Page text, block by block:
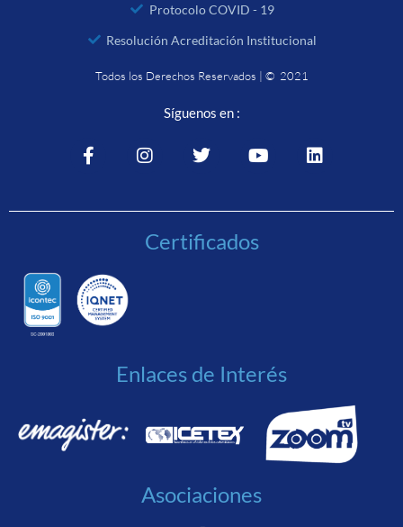
Protocolo COVID - 19
Resolución Acreditación Institucional
Todos los Derechos Reservados | © 2021
Síguenos en :
Certificados
Enlaces de Interés
Asociaciones